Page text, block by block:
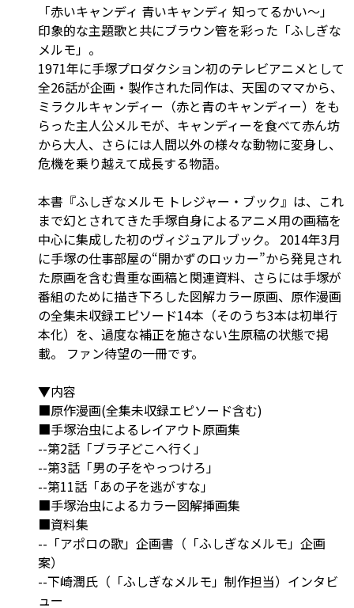
「赤いキャンディ 青いキャンディ 知ってるかい～」
印象的な主題歌と共にブラウン管を彩った「ふしぎな
メルモ」。
1971年に手塚プロダクション初のテレビアニメとして
全26話が企画・製作された同作は、天国のママから、
ミラクルキャンディー（赤と青のキャンディー）をも
らった主人公メルモが、キャンディーを食べて赤ん坊
から大人、さらには人間以外の様々な動物に変身し、
危機を乗り越えて成長する物語。
本書『ふしぎなメルモ トレジャー・ブック』は、これ
まで幻とされてきた手塚自身によるアニメ用の画稿を
中心に集成した初のヴィジュアルブック。 2014年3月
に手塚の仕事部屋の“開かずのロッカー”から発見され
た原画を含む貴重な画稿と関連資料、さらには手塚が
番組のために描き下ろした図解カラー原画、原作漫画
の全集未収録エピソード14本（そのうち3本は初単行
本化）を、過度な補正を施さない生原稿の状態で掲
載。 ファン待望の一冊です。
▼内容
■原作漫画(全集未収録エピソード含む)
■手塚治虫によるレイアウト原画集
--第2話「ブラ子どこへ行く」
--第3話「男の子をやっつけろ」
--第11話「あの子を逃がすな」
■手塚治虫によるカラー図解挿画集
■資料集
--「アポロの歌」企画書（「ふしぎなメルモ」企画
案）
--下崎潤氏（「ふしぎなメルモ」制作担当）インタビ
ュー